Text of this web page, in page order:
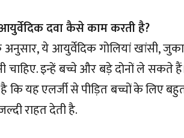
दवा कैसे काम करती है?
ये आयुर्वेदिक गोलियां खांसी,
चाहिए. इन्हें बच्चे और बड़े दोनों ले सकते
कि यह एलर्जी से पीड़ित बच्चों के लिए
राहत देती है.